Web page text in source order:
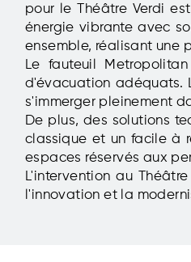
pour le Théâtre Verdi
énergie vibrante avec
ensemble, réalisant une
Le fauteuil
d'évacuation adéquats.
s'immerger pleinement
De plus, des solutions
classique et un facile à
espaces réservés aux
L'intervention au
l'innovation et la